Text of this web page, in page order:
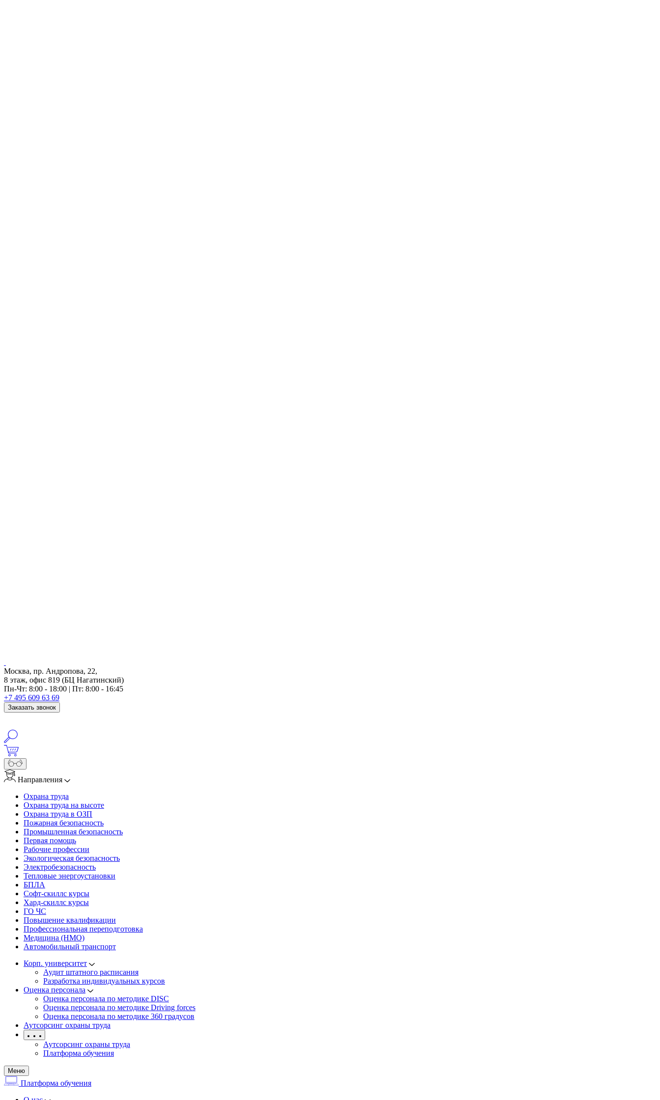
Москва, пр. Андропова, 22,
8 этаж, офис 819 (БЦ Нагатинский)
Пн-Чт: 8:00 - 18:00 | Пт: 8:00 - 16:45
+7 495 609 63 69
Заказать звонок
Направления
Охрана труда
Охрана труда на высоте
Охрана труда в ОЗП
Пожарная безопасность
Промышленная безопасность
Первая помощь
Рабочие профессии
Экологическая безопасность
Электробезопасность
Тепловые энергоустановки
БПЛА
Софт-скиллс курсы
Хард-скиллс курсы
ГО ЧС
Повышение квалификации
Профессиональная переподготовка
Медицина (НМО)
Автомобильный транспорт
Корп. университет
Аудит штатного расписания
Разработка индивидуальных курсов
Оценка персонала
Оценка персонала по методике DISC
Оценка персонала по методике Driving forces
Оценка персонала по методике 360 градусов
Аутсорсинг охраны труда
Аутсорсинг охраны труда
Платформа обучения
Меню
Платформа обучения